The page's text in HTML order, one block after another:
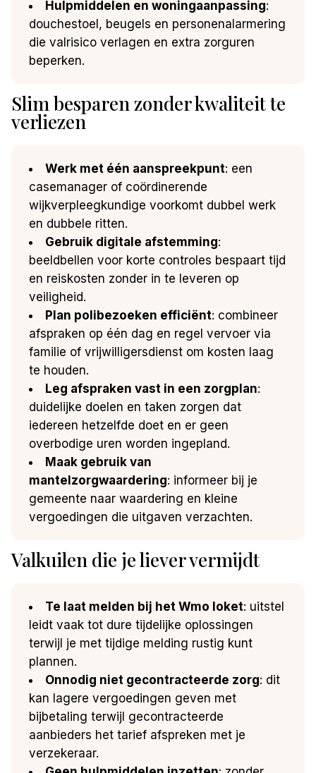
Hulpmiddelen en woningaanpassing:
douchestoel, beugels en personenalarmering
die valrisico verlagen en extra zorguren
beperken.
Slim besparen zonder kwaliteit te
verliezen
Werk met één aanspreekpunt: een
casemanager of coördinerende
wijkverpleegkundige voorkomt dubbel werk
en dubbele ritten.
Gebruik digitale afstemming:
beeldbellen voor korte controles bespaart tijd
en reiskosten zonder in te leveren op
veiligheid.
Plan polibezoeken efficiënt: combineer
afspraken op één dag en regel vervoer via
familie of vrijwilligersdienst om kosten laag
te houden.
Leg afspraken vast in een zorgplan:
duidelijke doelen en taken zorgen dat
iedereen hetzelfde doet en er geen
overbodige uren worden ingepland.
Maak gebruik van
mantelzorgwaardering: informeer bij je
gemeente naar waardering en kleine
vergoedingen die uitgaven verzachten.
Valkuilen die je liever vermijdt
Te laat melden bij het Wmo loket: uitstel
leidt vaak tot dure tijdelijke oplossingen
terwijl je met tijdige melding rustig kunt
plannen.
Onnodig niet gecontracteerde zorg: dit
kan lagere vergoedingen geven met
bijbetaling terwijl gecontracteerde
aanbieders het tarief afspreken met je
verzekeraar.